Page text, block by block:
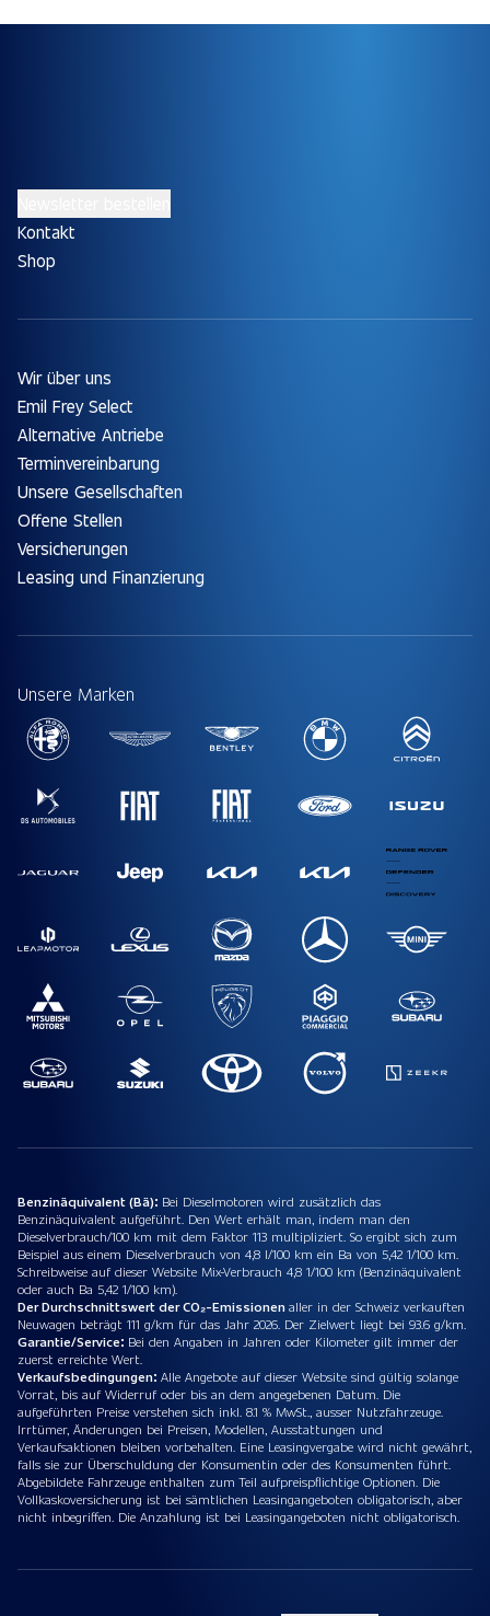
Kontakt
Shop
Wir über uns
Emil Frey Select
Alternative Antriebe
Terminvereinbarung
Unsere Gesellschaften
Offene Stellen
Versicherungen
Leasing und Finanzierung
Unsere Marken
Benzinäquivalent (Bä): Bei Dieselmotoren wird zusätzlich das
Benzinäquivalent aufgeführt. Den Wert erhält man, indem man den
Dieselverbrauch/100 km mit dem Faktor 113 multipliziert. So ergibt sich zum
Beispiel aus einem Dieselverbrauch von 4,8 l/100 km ein Ba von 5,42 1/100 km.
Schreibweise auf dieser Website Mix-Verbrauch 4,8 1/100 km (Benzinäquivalent
oder auch Ba 5,42 1/100 km).
Der Durchschnittswert der CO₂-Emissionenaller in der Schweiz verkauften
Neuwagen beträgt 111 g/km für das Jahr 2026. Der Zielwert liegt bei 93.6 g/km.
Garantie/Service: Bei den Angaben in Jahren oder Kilometer gilt immer der
zuerst erreichte Wert.
Verkaufsbedingungen: Alle Angebote auf dieser Website sind gültig solange
Vorrat, bis auf Widerruf oder bis an dem angegebenen Datum. Die
aufgeführten Preise verstehen sich inkl. 8.1 % MwSt., ausser Nutzfahrzeuge.
Irrtümer, Änderungen bei Preisen, Modellen, Ausstattungen und
Verkaufsaktionen bleiben vorbehalten. Eine Leasingvergabe wird nicht gewährt,
falls sie zur Überschuldung der Konsumentin oder des Konsumenten führt.
Abgebildete Fahrzeuge enthalten zum Teil aufpreispflichtige Optionen. Die
Vollkaskoversicherung ist bei sämtlichen Leasingangeboten obligatorisch, aber
nicht inbegriffen. Die Anzahlung ist bei Leasingangeboten nicht obligatorisch.